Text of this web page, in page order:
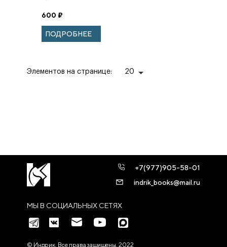
600 ₽
ПОДРОБНЕЕ
Элементов на странице: 20
МЫ В СОЦИАЛЬНЫХ СЕТЯХ
+7(977)905-58-01
indrik_books@mail.ru
© Индрик. Все права защищены, 2022